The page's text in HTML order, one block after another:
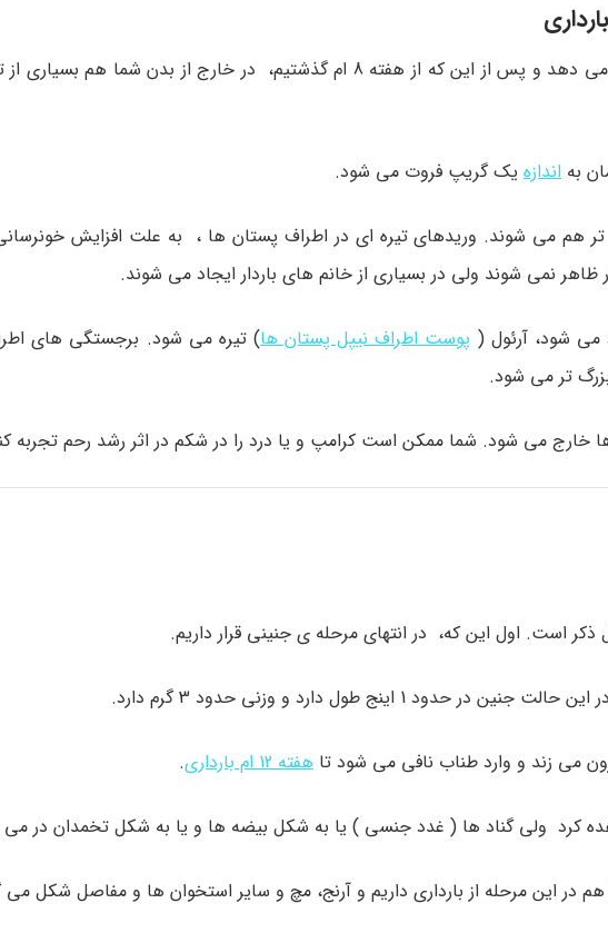
بسیاری از تغییرات در این هفته در بدن شما رخ می دهد و پس از این که از هفته 8 ام گذشتیم، در خارج از بدن
به اندازه یک گریپ فروت می شود.
هم می شوند. وریدهای تیره ای در اطراف پستان ها ، به علت افزایش
ظاهر نمی شوند ولی در بسیاری از خانم های باردار ایجاد می شوند.
می شود، آرئول ( پوست اطراف نیپل پستان ها) تیره می شود. برجستگی های
تر می شود.
ها خارج می شود. شما ممکن است کرامپ و یا درد را در شکم در اثر رشد رحم تجربه
ذکر است. اول این که، در انتهای مرحله ی جنینی قرار داریم.
طول دارد و وزنی حدود 3 گرم دارد.
می زند و وارد طناب نافی می شود تا هفته 12 ام بارداری .
کرد ولی گناد ها ( غدد جنسی ) یا به شکل بیضه ها و یا به شکل تخمدان در می
این مرحله از بارداری داریم و آرنج، مچ و سایر استخوان ها و مفاصل شکل می